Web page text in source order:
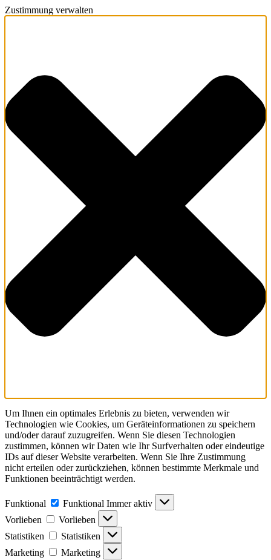
Zustimmung verwalten
Um Ihnen ein optimales Erlebnis zu bieten, verwenden wir
Technologien wie Cookies, um Geräteinformationen zu speichern
und/oder darauf zuzugreifen. Wenn Sie diesen Technologien
zustimmen, können wir Daten wie Ihr Surfverhalten oder eindeutige
IDs auf dieser Website verarbeiten. Wenn Sie Ihre Zustimmung
nicht erteilen oder zurückziehen, können bestimmte Merkmale und
Funktionen beeinträchtigt werden.
Funktional Funktional Immer aktiv
Vorlieben
Vorlieben
Statistiken
Statistiken
Marketing
Marketing